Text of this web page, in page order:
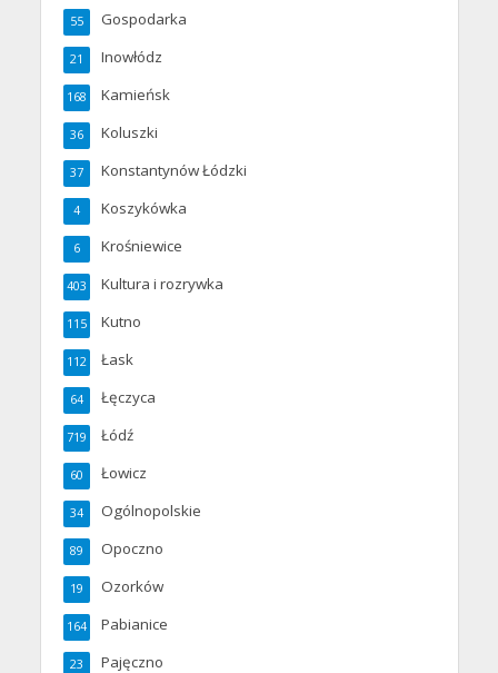
Gospodarka
55
Inowłódz
21
Kamieńsk
168
Koluszki
36
Konstantynów Łódzki
37
Koszykówka
4
Krośniewice
6
Kultura i rozrywka
403
Kutno
115
Łask
112
Łęczyca
64
Łódź
719
Łowicz
60
Ogólnopolskie
34
Opoczno
89
Ozorków
19
Pabianice
164
Pajęczno
23